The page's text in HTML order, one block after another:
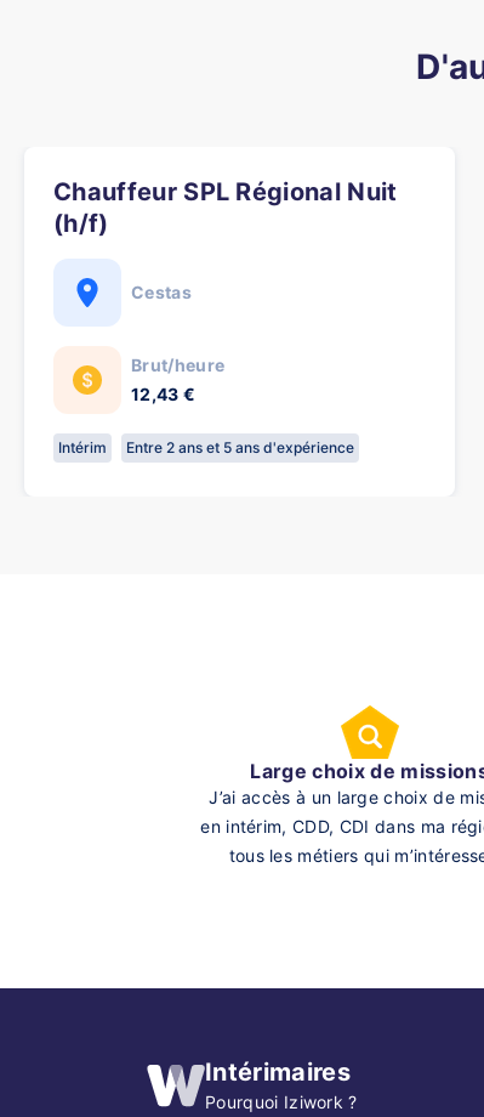
Chauffeur SPL Régional Nuit
(h/f)
Cestas
Brut/heure
12,43 €
Intérim Entre 2 ans et 5 ans d'expérience
Large choix de
J’ai accès à un large choix de
en intérim, CDD, CDI dans ma
tous les métiers qui
Intérimaires
Pourquoi Iziwork ?